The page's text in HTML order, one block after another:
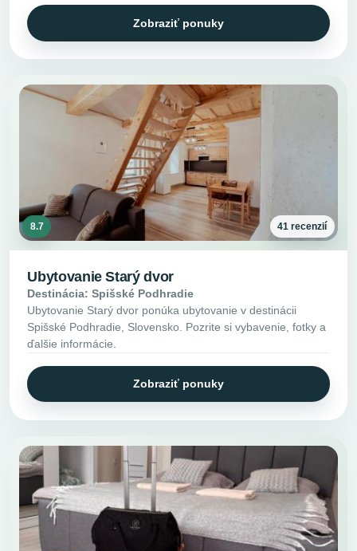
Zobraziť ponuky
8.7 41 recenzií
Ubytovanie Starý dvor
Destinácia: Spišské Podhradie
Ubytovanie Starý dvor ponúka ubytovanie v destinácii
Spišské Podhradie, Slovensko. Pozrite si vybavenie, fotky a
ďalšie informácie.
Zobraziť ponuky